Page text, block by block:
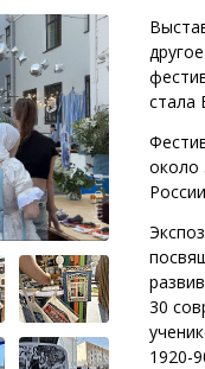
стала
около
30
1920-